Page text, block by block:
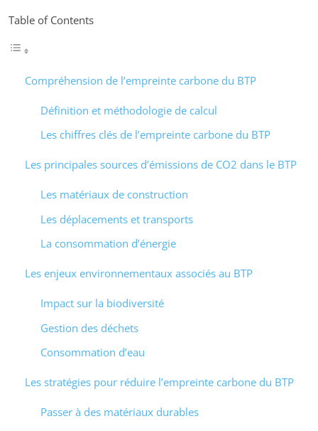
Table of Contents
Compréhension de l’empreinte carbone du BTP
Définition et méthodologie de calcul
Les chiffres clés de l’empreinte carbone du BTP
Les principales sources d’émissions de CO2 dans le BTP
Les matériaux de construction
Les déplacements et transports
La consommation d’énergie
Les enjeux environnementaux associés au BTP
Impact sur la biodiversité
Gestion des déchets
Consommation d’eau
Les stratégies pour réduire l’empreinte carbone du BTP
Passer à des matériaux durables